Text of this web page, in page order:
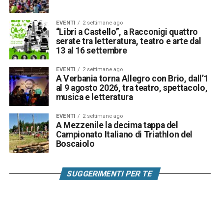
EVENTI 2 settimane ago
“Libri a Castello”, a Racconigi quattro
serate tra letteratura, teatro e arte dal
13 al 16 settembre
EVENTI 2 settimane ago
A Verbania torna Allegro con Brio, dall’1
al 9 agosto 2026, tra teatro, spettacolo,
musica e letteratura
EVENTI 2 settimane ago
A Mezzenile la decima tappa del
Campionato Italiano di Triathlon del
Boscaiolo
SUGGERIMENTI PER TE